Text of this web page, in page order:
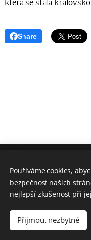
která se stala
Share
KRTEK &
DĚKUJEME
Používáme cookies,
bezpečnost našich
nejlepší zkušenost při
Přijmout nezbytné